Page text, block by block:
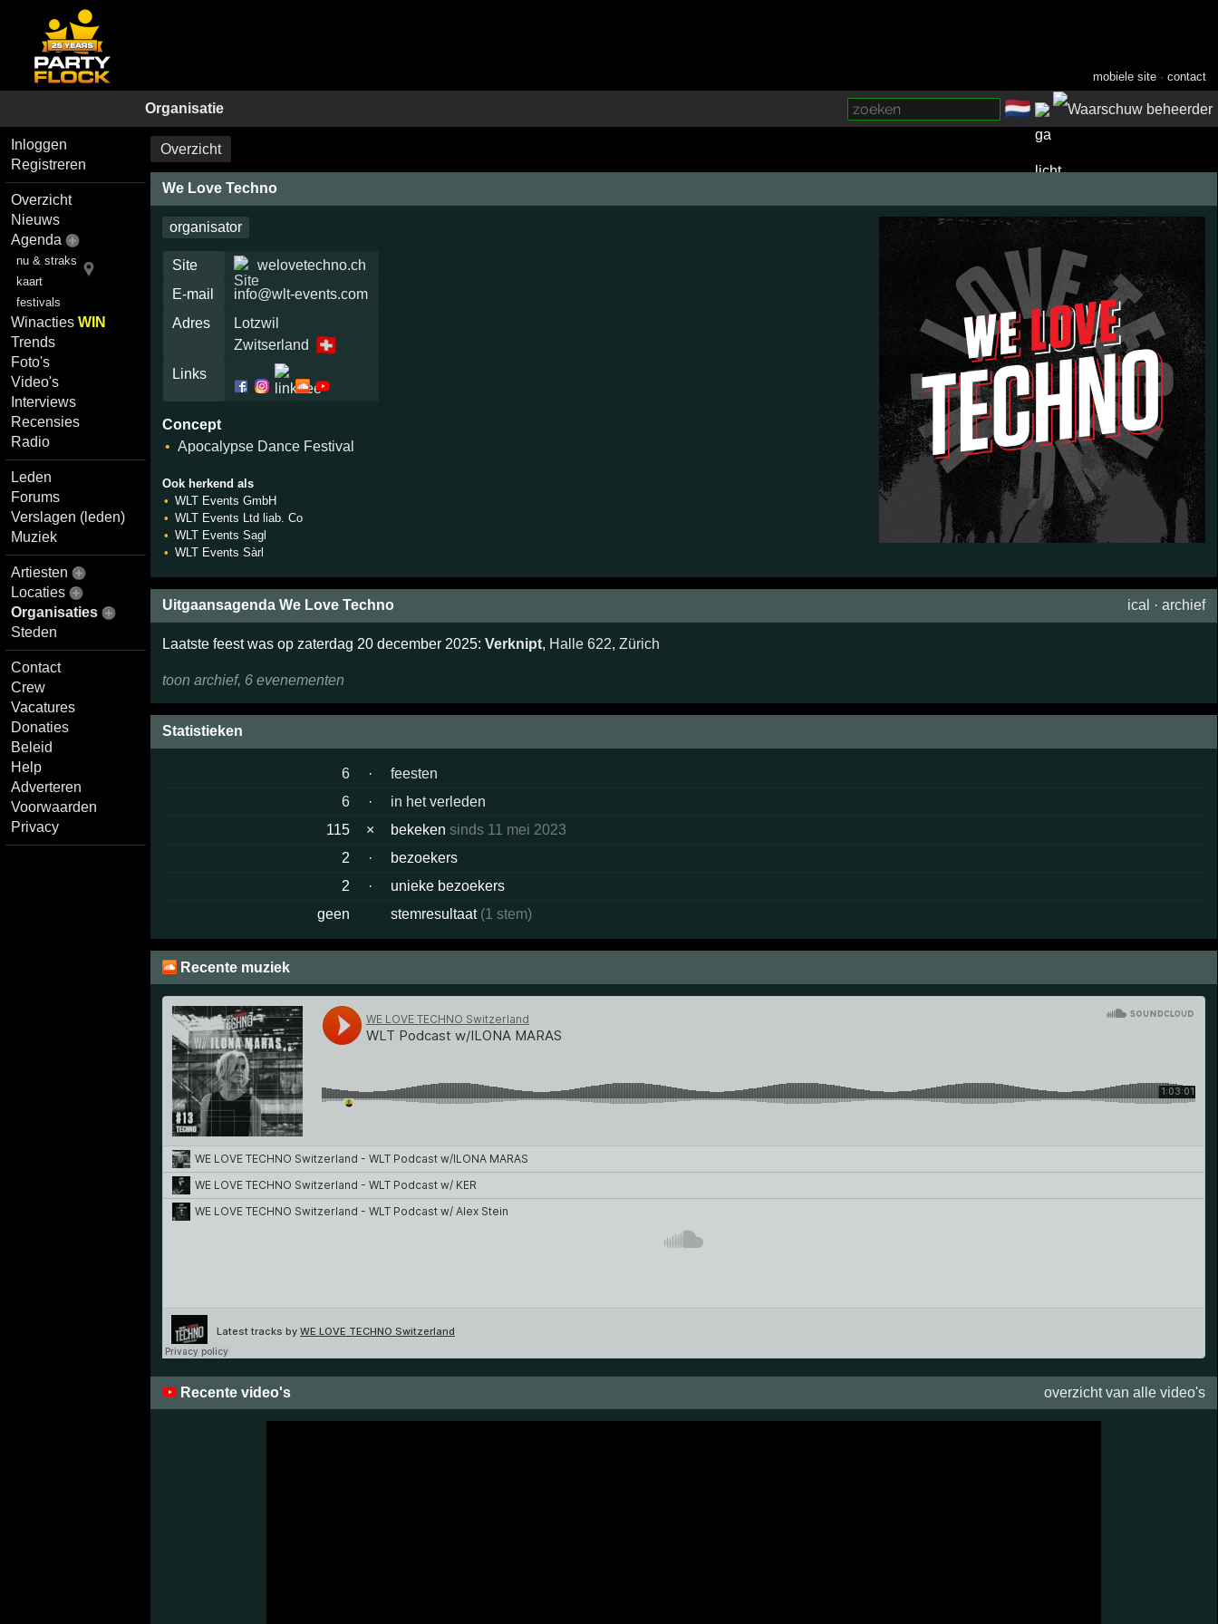
mobiele site ·contact
Organisatie 🇳🇱
Inloggen
Registreren
Overzicht
Nieuws
Agenda
nu & straks
kaart
festivals
WinactiesWIN
Trends
Foto's
Video's
Interviews
Recensies
Radio
Leden
Forums
Verslagen (leden)
Muziek
Artiesten
Locaties
Organisaties
Steden
Contact
Crew
Vacatures
Donaties
Beleid
Help
Adverteren
Voorwaarden
Privacy
Overzicht
We Love Techno
organisator
Site
welovetechno.ch
E-mail
info@wlt-events.com
Adres
Lotzwil
Zwitserland 🇨🇭
Links
Concept
Apocalypse Dance Festival
Ook herkend als
WLT Events GmbH
WLT Events Ltd liab. Co
WLT Events Sagl
WLT Events Sàrl
Uitgaansagenda We Love Techno ical ·archief
Laatste feest was op zaterdag 20 december 2025: Verknipt, Halle 622, Zürich
toon archief, 6 evenementen
Statistieken
6 ·
feesten
6
·
in het verleden
115
× bekekensinds 11 mei 2023
2
·
bezoekers
2
·
unieke bezoekers
geen
stemresultaat (1 stem)
Recente muziek
Recente video's overzicht van alle video's